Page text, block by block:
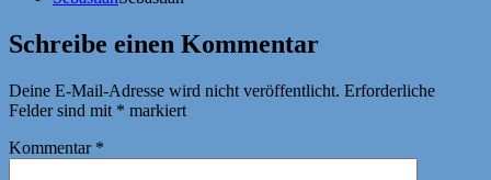
Schreibe einen Kommentar
Deine E-Mail-Adresse wird nicht veröffentlicht. Erforderliche
Felder sind mit * markiert
Kommentar *